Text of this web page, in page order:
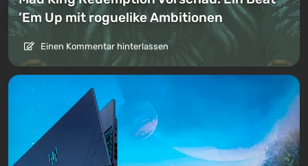
’Em Up mit roguelike Ambitionen
Einen Kommentar hinterlassen